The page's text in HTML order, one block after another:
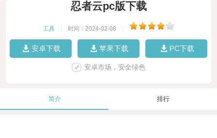
忍者云pc版下载
工具 时间：2024-02-08
安卓下载 苹果下载 PC下载
安卓市场，安全绿色
简介 排行